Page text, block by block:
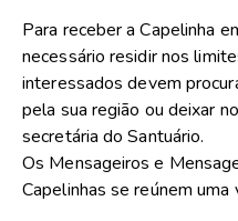
Para receber a Capelinha
necessário residir nos
interessados devem
pela sua região ou deixar
secretária do Santuário.
Os Mensageiros e
Capelinhas se reúnem